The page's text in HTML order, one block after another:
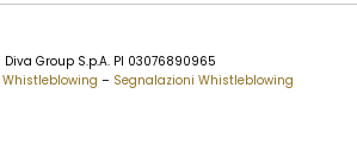
Group S.p.A. PI 03076890965
Whistleblowing – Segnalazioni Whistleblowing